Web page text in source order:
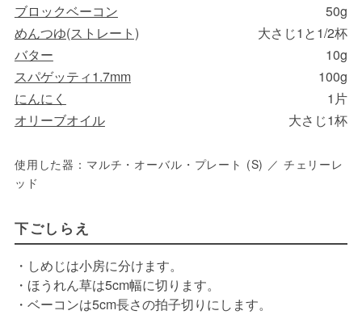
ブロックベーコン
50g
めんつゆ(ストレート)
大さじ1と1/2杯
バター
10g
スパゲッティ1.7mm
100g
にんにく
1片
オリーブオイル
大さじ1杯
使用した器：マルチ・オーバル・プレート (S) ／ チェリーレ
ッド
下ごしらえ
・しめじは小房に分けます。
・ほうれん草は5cm幅に切ります。
・ベーコンは5cm長さの拍子切りにします。